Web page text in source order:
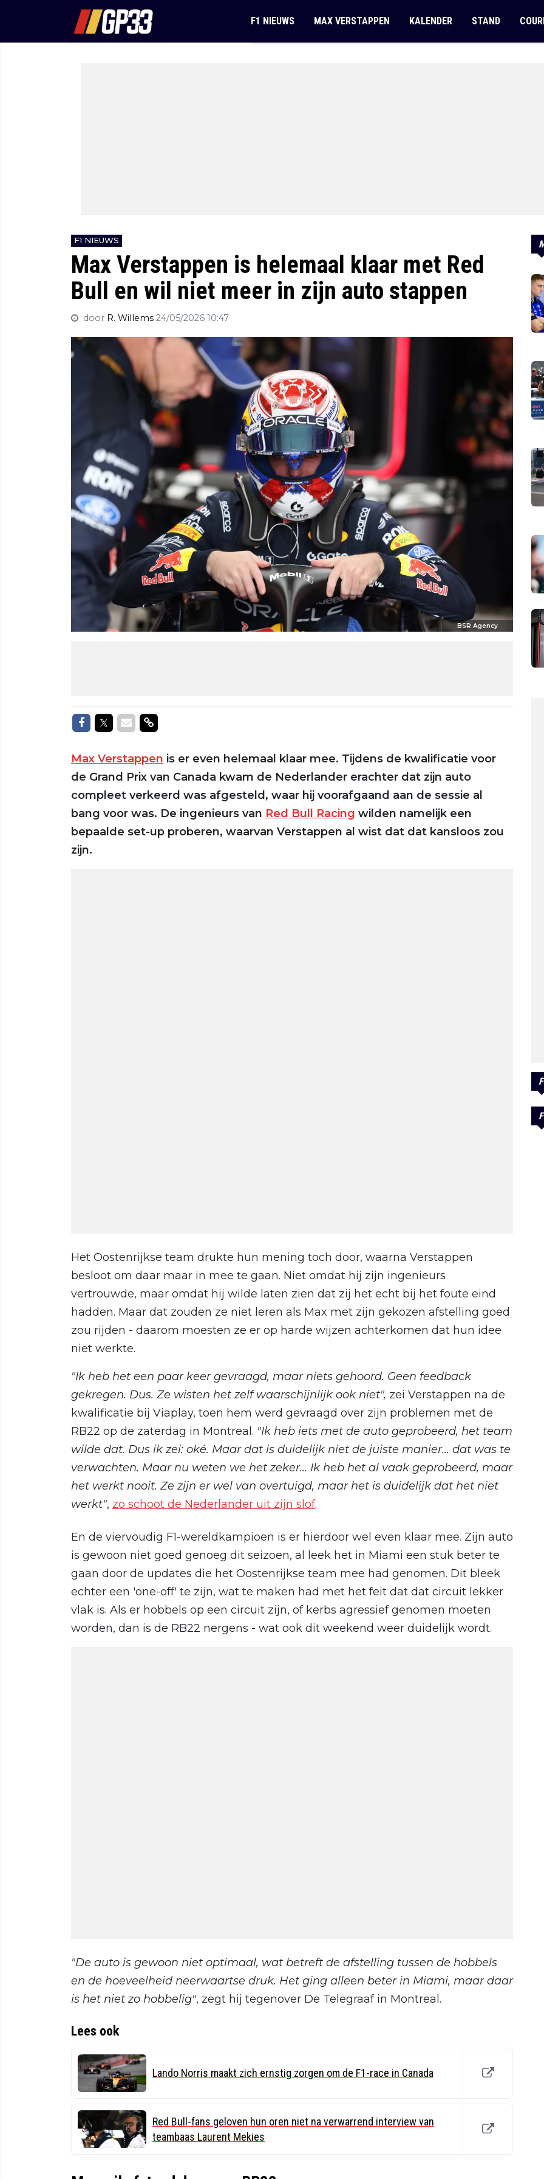
F1 NIEUWS MAX VERSTAPPEN KALENDER STAND
F1 NIEUWS
Max Verstappen is helemaal klaar met Red
Bull en wil niet meer in zijn auto stappen
door R. Willems 24/05/2026 10:47
BSR Agency
Delen op Facebook
Delen op Twitter
Delen via Mail
Delen via link
Max Verstappen is er even helemaal klaar mee. Tijdens de kwalificatie voor
de Grand Prix van Canada kwam de Nederlander erachter dat zijn auto
compleet verkeerd was afgesteld, waar hij voorafgaand aan de sessie al
bang voor was. De ingenieurs van Red Bull Racing wilden namelijk een
bepaalde set-up proberen, waarvan Verstappen al wist dat dat kansloos zou
zijn.
Het Oostenrijkse team drukte hun mening toch door, waarna Verstappen
besloot om daar maar in mee te gaan. Niet omdat hij zijn ingenieurs
vertrouwde, maar omdat hij wilde laten zien dat zij het echt bij het foute eind
hadden. Maar dat zouden ze niet leren als Max met zijn gekozen afstelling goed
zou rijden - daarom moesten ze er op harde wijzen achterkomen dat hun idee
niet werkte.
"Ik heb het een paar keer gevraagd, maar niets gehoord. Geen feedback
gekregen. Dus. Ze wisten het zelf waarschijnlijk ook niet", zei Verstappen na de
kwalificatie bij Viaplay, toen hem werd gevraagd over zijn problemen met de
RB22 op de zaterdag in Montreal. "Ik heb iets met de auto geprobeerd, het team
wilde dat. Dus ik zei: oké. Maar dat is duidelijk niet de juiste manier... dat was te
verwachten. Maar nu weten we het zeker... Ik heb het al vaak geprobeerd, maar
het werkt nooit. Ze zijn er wel van overtuigd, maar het is duidelijk dat het niet
werkt", zo schoot de Nederlander uit zijn slof.
En de viervoudig F1-wereldkampioen is er hierdoor wel even klaar mee. Zijn auto
is gewoon niet goed genoeg dit seizoen, al leek het in Miami een stuk beter te
gaan door de updates die het Oostenrijkse team mee had genomen. Dit bleek
echter een 'one-off' te zijn, wat te maken had met het feit dat dat circuit lekker
vlak is. Als er hobbels op een circuit zijn, of kerbs agressief genomen moeten
worden, dan is de RB22 nergens - wat ook dit weekend weer duidelijk wordt.
"De auto is gewoon niet optimaal, wat betreft de afstelling tussen de hobbels
en de hoeveelheid neerwaartse druk. Het ging alleen beter in Miami, maar daar
is het niet zo hobbelig", zegt hij tegenover De Telegraaf in Montreal.
Lees ook
Lando Norris maakt zich ernstig zorgen om de F1-race in Canada
Red Bull-fans geloven hun oren niet na verwarrend interview van
teambaas Laurent Mekies